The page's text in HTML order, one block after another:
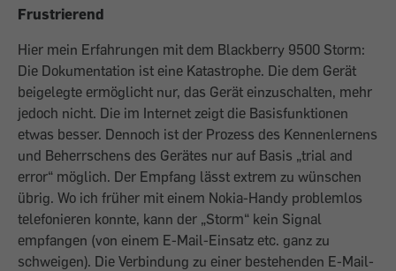
Frustrierend
Hier mein Erfahrungen mit dem Blackberry 9500 Storm:
Die Dokumentation ist eine Katastrophe. Die dem Gerät
beigelegte ermöglicht nur, das Gerät einzuschalten, mehr
jedoch nicht. Die im Internet zeigt die Basisfunktionen
etwas besser. Dennoch ist der Prozess des Kennenlernens
und Beherrschens des Gerätes nur auf Basis „trial and
error“ möglich. Der Empfang lässt extrem zu wünschen
übrig. Wo ich früher mit einem Nokia-Handy problemlos
telefonieren konnte, kann der „Storm“ kein Signal
empfangen (von einem E-Mail-Einsatz etc. ganz zu
schweigen). Die Verbindung zu einer bestehenden E-Mail-